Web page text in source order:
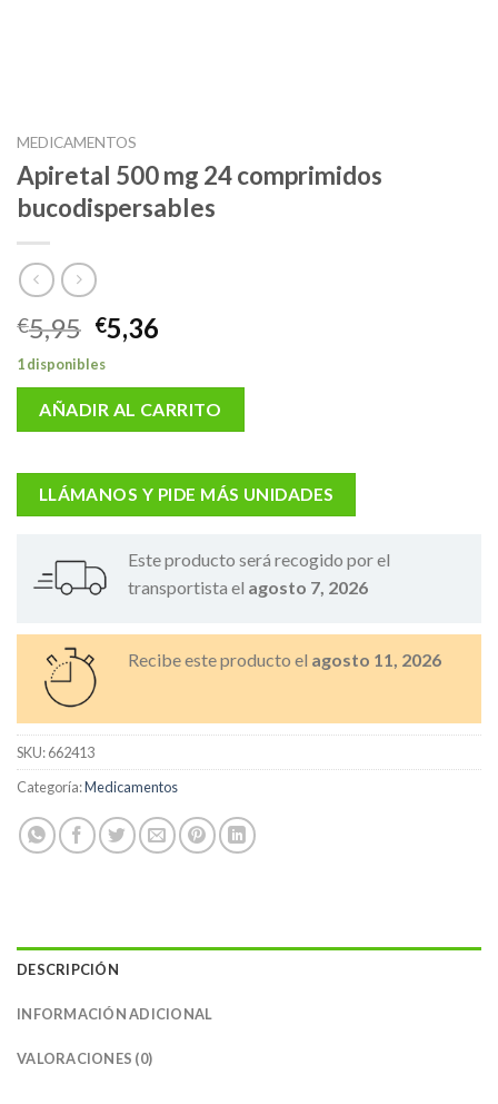
MEDICAMENTOS
Apiretal 500 mg 24 comprimidos
bucodispersables
€5,95 El
precio
original
era:
€5,95.
€5,36
actual
es:
€5,36.
1 disponibles
AÑADIR AL CARRITO
LLÁMANOS Y PIDE MÁS UNIDADES
Este producto será recogido por el
transportista el agosto 7, 2026
Recibe este producto el agosto 11, 2026
SKU:662413
Categoría:Medicamentos
DESCRIPCIÓN
INFORMACIÓN ADICIONAL
VALORACIONES (0)